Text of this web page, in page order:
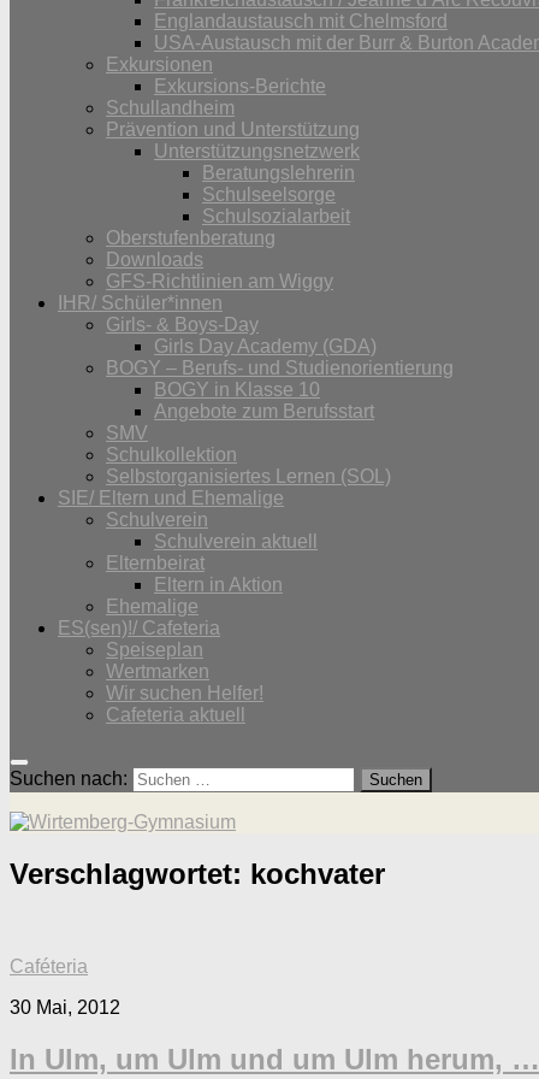
Englandaustausch mit Chelmsford
USA-Austausch mit der Burr & Burton
Exkursionen
Exkursions-Berichte
Schullandheim
Prävention und Unterstützung
Unterstützungsnetzwerk
Beratungslehrerin
Schulseelsorge
Schulsozialarbeit
Oberstufenberatung
Downloads
GFS-Richtlinien am Wiggy
IHR/ Schüler*innen
Girls- & Boys-Day
Girls Day Academy (GDA)
BOGY – Berufs- und Studienorientierung
BOGY in Klasse 10
Angebote zum Berufsstart
SMV
Schulkollektion
Selbstorganisiertes Lernen (SOL)
SIE/ Eltern und Ehemalige
Schulverein
Schulverein aktuell
Elternbeirat
Eltern in Aktion
Ehemalige
ES(sen)!/ Cafeteria
Speiseplan
Wertmarken
Wir suchen Helfer!
Cafeteria aktuell
Suchen nach:
Verschlagwortet: kochvater
Caféteria
30 Mai, 2012
In Ulm, um Ulm und um Ulm herum,